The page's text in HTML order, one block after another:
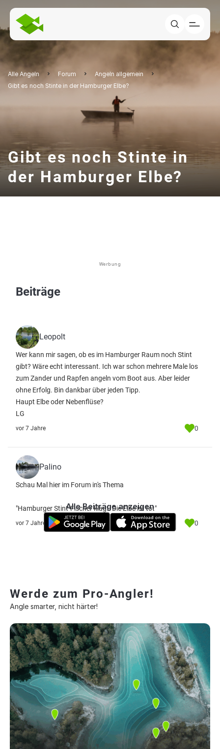
Alle Angeln Forum
Angeln allgemein
Gibt es noch Stinte in der Hamburger Elbe?
Gibt es noch Stinte in
der Hamburger Elbe?
Werbung
Beiträge
Leopolt
Wer kann mir sagen, ob es im Hamburger Raum noch Stint
gibt? Wäre echt interessant. Ich war schon mehrere Male los
zum Zander und Rapfen angeln vom Boot aus. Aber leider
ohne Erfolg. Bin dankbar über jeden Tipp.
Haupt Elbe oder Nebenflüse?
LG
vor 7 Jahre 0
Palino
Schau Mal hier im Forum in's Thema
"Hamburger Stint-Fischer klagt: Die Elbe ist tot"
vor 7 Jahre 0
Alle Beiträge anzeigen
Werde zum Pro-Angler!
Angle smarter, nicht härter!